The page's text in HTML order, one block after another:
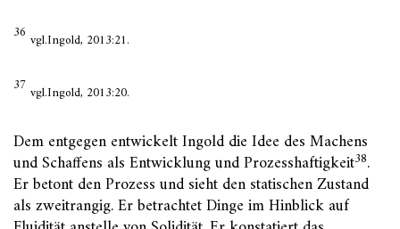
36 vgl.Ingold, 2013:21.
37 vgl.Ingold, 2013:20.
Dem entgegen entwickelt Ingold die Idee des Machens
und Schaffens als Entwicklung und Prozesshaftigkeit38.
Er betont den Prozess und sieht den statischen Zustand
als zweitrangig. Er betrachtet Dinge im Hinblick auf